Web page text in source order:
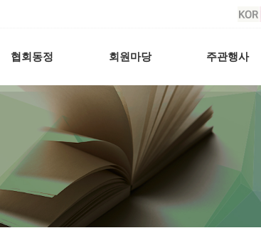
협회동정 회원마당 주관행사